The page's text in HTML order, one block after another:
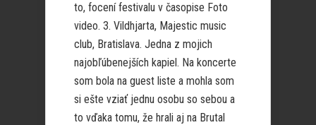
to, focení festivalu v časopise Foto
video. 3. Vildhjarta, Majestic music
club, Bratislava. Jedna z mojich
najobľúbenejších kapiel. Na koncerte
som bola na guest liste a mohla som
si ešte vziať jednu osobu so sebou a
to vďaka tomu, že hrali aj na Brutal